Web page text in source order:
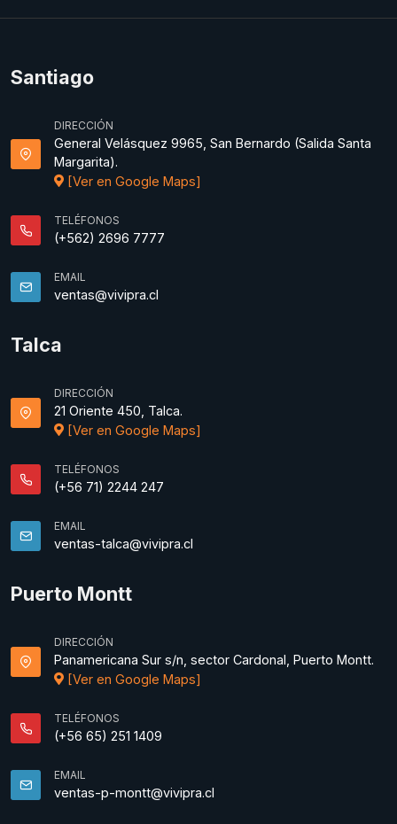
Santiago
DIRECCIÓN
General Velásquez 9965, San Bernardo (Salida Santa
Margarita).
[Ver en Google Maps]
TELÉFONOS
(+562) 2696 7777
EMAIL
ventas@vivipra.cl
Talca
DIRECCIÓN
21 Oriente 450, Talca.
[Ver en Google Maps]
TELÉFONOS
(+56 71) 2244 247
EMAIL
ventas-talca@vivipra.cl
Puerto Montt
DIRECCIÓN
Panamericana Sur s/n, sector Cardonal, Puerto Montt.
[Ver en Google Maps]
TELÉFONOS
(+56 65) 251 1409
EMAIL
ventas-p-montt@vivipra.cl